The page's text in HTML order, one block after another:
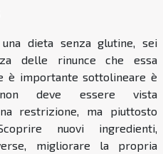
dieta senza glutine, sei
delle rinunce che essa
è importante sottolineare è
deve essere vista
restrizione, ma piuttosto
nuovi ingredienti,
migliorare la propria